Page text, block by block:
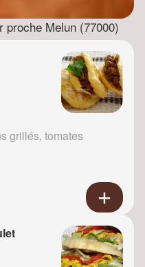
proche Melun (77000)
grillés, tomates